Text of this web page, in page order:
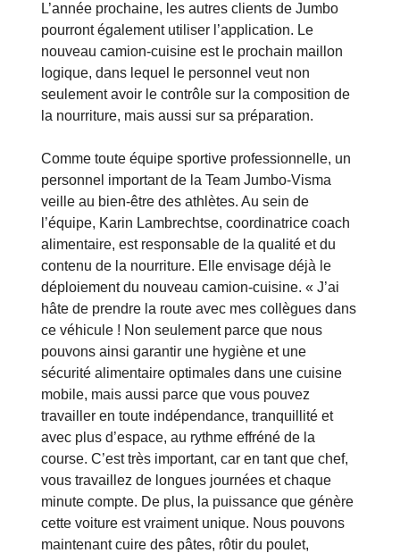
L’année prochaine, les autres clients de Jumbo
pourront également utiliser l’application. Le
nouveau camion-cuisine est le prochain maillon
logique, dans lequel le personnel veut non
seulement avoir le contrôle sur la composition de
la nourriture, mais aussi sur sa préparation.
Comme toute équipe sportive professionnelle, un
personnel important de la Team Jumbo-Visma
veille au bien-être des athlètes. Au sein de
l’équipe, Karin Lambrechtse, coordinatrice coach
alimentaire, est responsable de la qualité et du
contenu de la nourriture. Elle envisage déjà le
déploiement du nouveau camion-cuisine. « J’ai
hâte de prendre la route avec mes collègues dans
ce véhicule ! Non seulement parce que nous
pouvons ainsi garantir une hygiène et une
sécurité alimentaire optimales dans une cuisine
mobile, mais aussi parce que vous pouvez
travailler en toute indépendance, tranquillité et
avec plus d’espace, au rythme effréné de la
course. C’est très important, car en tant que chef,
vous travaillez de longues journées et chaque
minute compte. De plus, la puissance que génère
cette voiture est vraiment unique. Nous pouvons
maintenant cuire des pâtes, rôtir du poulet,